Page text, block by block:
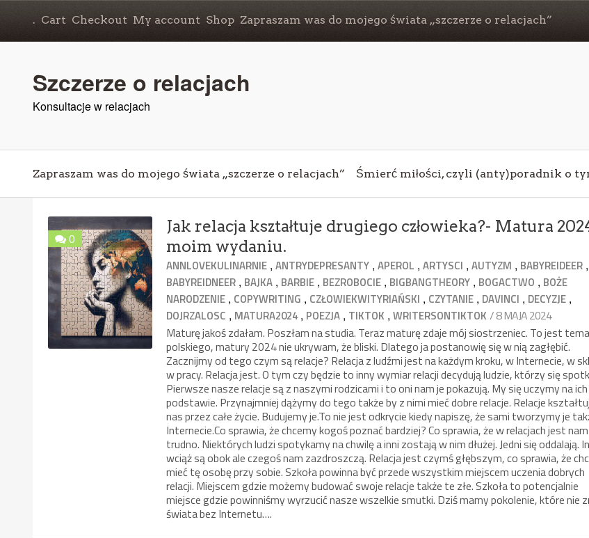
. Cart Checkout My account Shop Zapraszam was do mojego świata „szczerze o relacjach”
Szczerze o relacjach
Konsultacje w relacjach
Zapraszam was do mojego świata „szczerze o relacjach” Śmierć miłości, czyli (anty)poradnik o
0
Jak relacja kształtuje drugiego człowieka?- Matura
moim wydaniu.
ANNLOVEKULINARNIE ,ANTRYDEPRESANTY ,APEROL ,ARTYSCI ,AUTYZM , BABYREIDEER ,
BABYREIDNEER , BAJKA , BARBIE , BEZROBOCIE , BIGBANGTHEORY , BOGACTWO , BOŻE
NARODZENIE , COPYWRITING , CZŁOWIEKWITYRIAŃSKI , CZYTANIE , DAVINCI , DECYZJE ,
DOJRZALOSC , MATURA2024 , POEZJA , TIKTOK ,WRITERSONTIKTOK / 8 MAJA 2024
Maturę jakoś zdałam. Poszłam na studia. Teraz maturę zdaje mój siostrzeniec. To jest
polskiego, matury 2024 nie ukrywam, że bliski. Dlatego ja postanowię się w nią zagłębić.
Zacznijmy od tego czym są relacje? Relacja z ludźmi jest na każdym kroku, w Internecie, w
w pracy. Relacja jest. O tym czy będzie to inny wymiar relacji decydują ludzie, którzy się
Pierwsze nasze relacje są z naszymi rodzicami i to oni nam je pokazują. My się uczymy na ich
podstawie. Przynajmniej dążymy do tego także by z nimi mieć dobre relacje. Relacje
nas przez całe życie. Budujemy je.To nie jest odkrycie kiedy napiszę, że sami tworzymy je
Internecie.Co sprawia, że chcemy kogoś poznać bardziej? Co sprawia, że w relacjach jest
trudno. Niektórych ludzi spotykamy na chwilę a inni zostają w nim dłużej. Jedni się oddalają.
wciąż są obok ale czegoś nam zazdroszczą. Relacja jest czymś głębszym, co sprawia, że
mieć tę osobę przy sobie. Szkoła powinna być przede wszystkim miejscem uczenia dobrych
relacji. Miejscem gdzie możemy budować swoje relacje także te złe. Szkoła to potencjalnie
miejsce gdzie powinniśmy wyrzucić nasze wszelkie smutki. Dziś mamy pokolenie, które nie
świata bez Internetu….